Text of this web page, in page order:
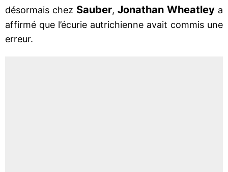
désormais chez Sauber, Jonathan Wheatley a
affirmé que l’écurie autrichienne avait commis une
erreur.